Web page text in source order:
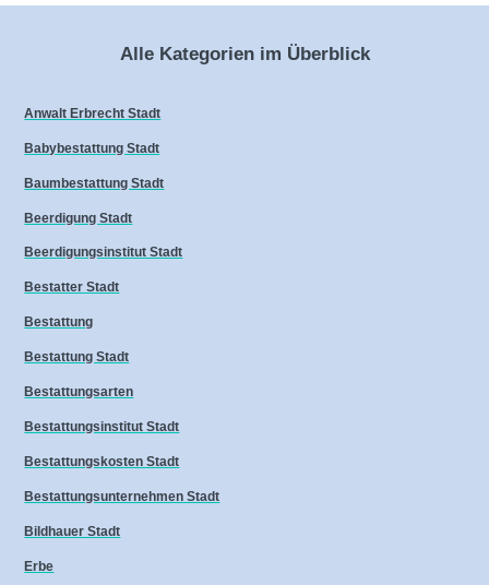
Alle Kategorien im Überblick
Anwalt Erbrecht Stadt
Babybestattung Stadt
Baumbestattung Stadt
Beerdigung Stadt
Beerdigungsinstitut Stadt
Bestatter Stadt
Bestattung
Bestattung Stadt
Bestattungsarten
Bestattungsinstitut Stadt
Bestattungskosten Stadt
Bestattungsunternehmen Stadt
Bildhauer Stadt
Erbe